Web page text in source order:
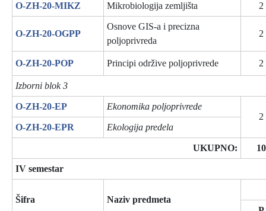
O-ZH-20-MIKZ Mikrobiologija zemljišta 2
O-ZH-20-OGPP
Osnove GIS-a i precizna
poljoprivreda
2
O-ZH-20-POP Principi održive poljoprivrede 2
Izborni blok 3
O-ZH-20-EP
Ekonomika poljoprivrede
2
O-ZH-20-EPR
Ekologija predela
UKUPNO: 10
IV semestar
Šifra
Naziv predmeta